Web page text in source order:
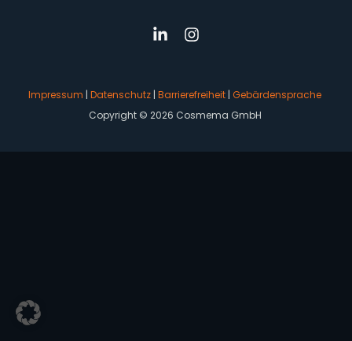
Impressum | Datenschutz | Barrierefreiheit | Gebärdensprache
Copyright © 2026 Cosmema GmbH